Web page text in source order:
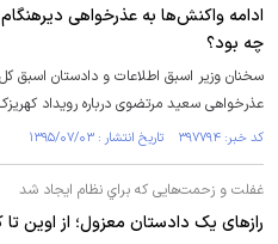
ادامه واکنش‌ها به عذرخواهی
چه بود؟
سخنان وزیر اسبق اطلاعات و دادستان اسبق
عذرخواهی سعید مرتضوی درباره رویداد
کد خبر: ۳۹۷۷۹۴ تاریخ انتشار : ۱۳۹۵/۰۷/۰۳
غفلت و زحمت‌هايی كه براي نظام ايجاد شد
رازهای یک دادستان معزول؛ از اوين